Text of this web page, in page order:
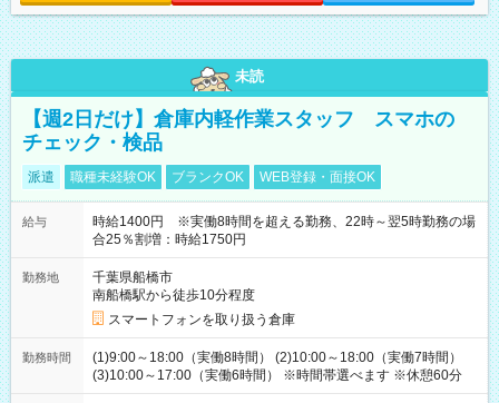
未読
【週2日だけ】倉庫内軽作業スタッフ スマホの
チェック・検品
派遣 職種未経験OK ブランクOK WEB登録・面接OK
給与
時給1400円 ※実働8時間を超える勤務、22時～翌5時勤務の場
合25％割増：時給1750円
勤務地
千葉県船橋市
南船橋駅から徒歩10分程度
スマートフォンを取り扱う倉庫
勤務時間
(1)9:00～18:00（実働8時間） (2)10:00～18:00（実働7時間）
(3)10:00～17:00（実働6時間） ※時間帯選べます ※休憩60分